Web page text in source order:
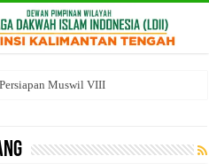
Muswil VIII